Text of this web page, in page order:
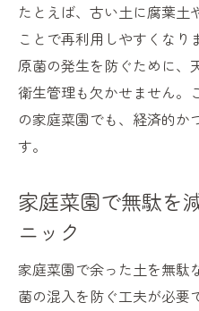
たとえば、古い土に腐葉土
ことで再利用しやすくなり
原菌の発生を防ぐために、
衛生管理も欠かせません。
の家庭菜園でも、経済的か
す。
家庭菜園で無駄を
ニック
家庭菜園で余った土を無駄
菌の混入を防ぐ工夫が必要